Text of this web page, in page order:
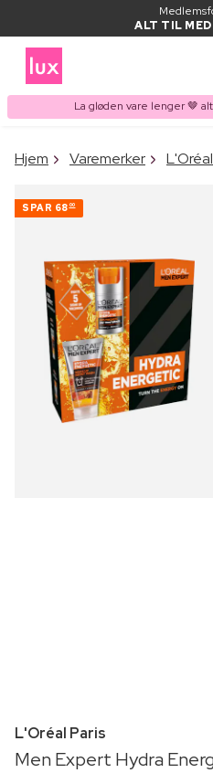
ALT TIL
La gløden vare lenger 🤎
VARE LAGT I
Hjem Varemerker
SPAR 68 00
L'Oréal Paris
Men Expert Hydra